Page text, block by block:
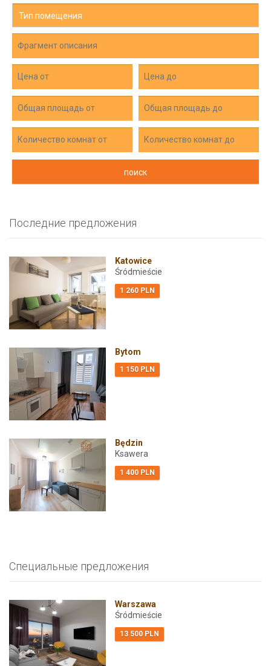
Тип помещения
Последние предложения
Katowice
Śródmieście
1 260 PLN
Bytom
1 150 PLN
Będzin
Ksawera
1 400 PLN
Специальные предложения
Warszawa
Śródmieście
13 500 PLN